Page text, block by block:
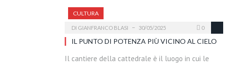
CULTURA
DI GIANFRANCO BLASI 30/05/2025 0
IL PUNTO DI POTENZA PIÙ VICINO AL CIELO
Il cantiere della cattedrale è il luogo in cui le